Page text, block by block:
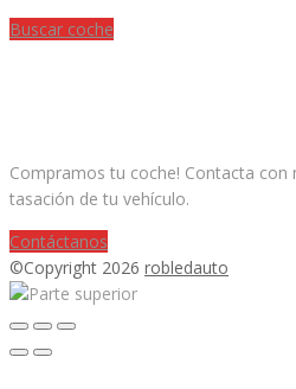
Buscar coche
Compramos tu coche! Contacta con
tasación de tu vehículo.
Contáctanos
©Copyright 2026 robledauto